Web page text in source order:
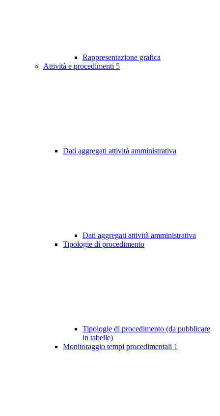
Rappresentazione grafica
Attività e procedimenti 5
Dati aggregati attività amministrativa
Dati aggregati attività amministrativa
Tipologie di procedimento
Tipologie di procedimento (da pubblicare
in tabelle)
Monitoraggio tempi procedimentali 1